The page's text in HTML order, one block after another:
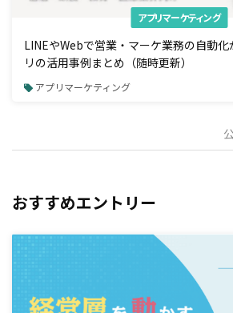
アプリマーケティング
LINEやWebで営業・マーケ業務の自動
リの活用事例まとめ（随時更新）
アプリマーケティング
おすすめエントリー